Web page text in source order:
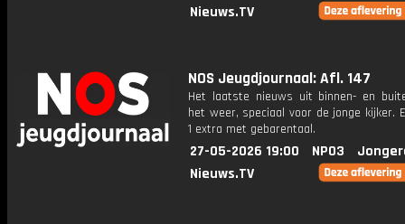
Nieuws.TV
NOS Jeugdjournaal: Afl. 147
Het laatste nieuws uit binnen- en
het weer, speciaal voor de jonge kijker.
1 extra met gebarentaal.
27-05-2026 19:00 NPO3
Nieuws.TV